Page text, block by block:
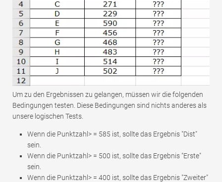
Um zu den Ergebnissen zu gelangen, müssen wir die folgenden
Bedingungen testen. Diese Bedingungen sind nichts anderes als
unsere logischen Tests.
Wenn die Punktzahl> = 585 ist, sollte das Ergebnis "Dist"
sein.
Wenn die Punktzahl> = 500 ist, sollte das Ergebnis "Erste"
sein.
Wenn die Punktzahl> = 400 ist, sollte das Ergebnis "Zweiter"